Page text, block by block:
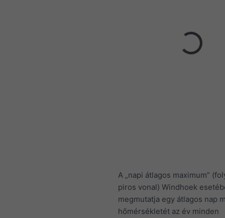
A „napi átlagos maximum”
piros vonal) Windhoek
megmutatja egy átlagos nap
hőmérsékletét az év minden